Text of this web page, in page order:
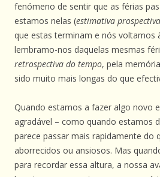
fenómeno de sentir que as férias
estamos nelas (estimativa
que estas terminam e nós voltamos
lembramo-nos daquelas mesmas
retrospectiva do tempo, pela
sido muito mais longas do que
Quando estamos a fazer algo novo
agradável – como quando estamos
parece passar mais rapidamente do
aborrecidos ou ansiosos. Mas
para recordar essa altura, a nossa